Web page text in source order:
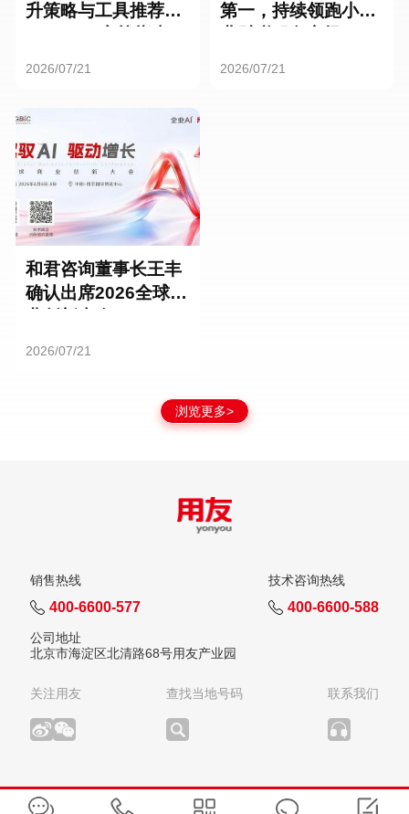
升策略与工具推荐：
2026/07/21
第一，持续领跑小微
2026/07/21
和君咨询董事长王丰
确认出席2026全球商
2026/07/21
浏览更多>
销售热线
400-6600-577
技术咨询热线
400-6600-588
公司地址
北京市海淀区北清路68号用友产业园
关注用友 查找当地号码 联系我们
版权所有：用友网络科技股份有限公司